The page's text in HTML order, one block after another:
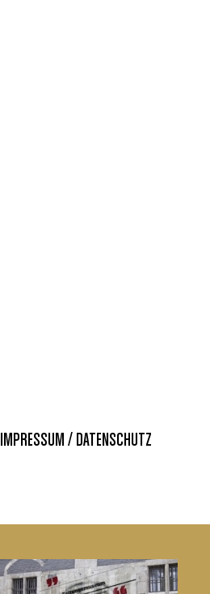
IMPRESSUM / DATENSCHUTZ